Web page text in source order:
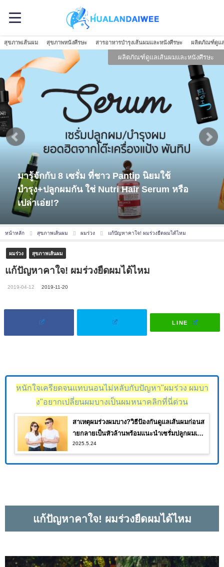
สุขภาพเส้นผม สุขภาพหนังศีรษะ สารอาหารบำรุงเส้นผมและหนังศีรษะ ผลิตภัณฑ์ดูแล
ผลิตภัณฑ์ดูแลเส้นผมและหนังศีรษะ
มารู้จักกับ 8 เซรั่ม ที่ชาว Pantip นิยมใช้
บำรุง+ปลูกผมกัน ใช่ Nutri Hair Serum หรือ
เปล่าเอ่ย!?
หน้าหลัก สุขภาพเส้นผม ผมร่วง แก้ปัญหาคาใจ! ผมร่วงยืดผมได้ไหม
ผมร่วง สุขภาพเส้นผม
แก้ปัญหาคาใจ! ผมร่วงยืดผมได้ไหม
2019-04-12 2019-11-20
LINE
หนักใจเครียดจนแทบนอนไม่หลับกับปัญหา"ผมร่วง ผมบา
ง"อยากเปลี่ยนผมบางเป็นผมหนาคลิกที่นี่ด่วน
สาเหตุผมร่วงผมบาง?วิธีป้องกันดูแลเส้นผมก่อนส
ายกลายเป็นหัวล้านพร้อมแนะนำเซรั่มปลูกผมเห็น
ผลจนคุณต้องอึ้ง!!
2025.5.24
แก้ปัญหาคาใจ! ผมร่วงยืดผมได้ไหม